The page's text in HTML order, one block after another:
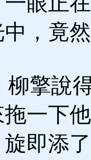
，竟
擎說
一下
即添